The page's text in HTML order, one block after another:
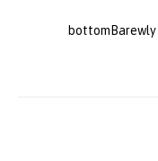
bottomBarewly